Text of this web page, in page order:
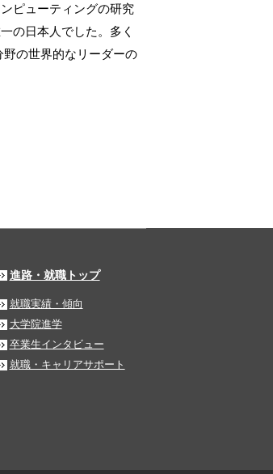
ピューティングの研究
の日本人でした。多く
の世界的なリーダーの
進路・就職トップ
就職実績・傾向
大学院進学
卒業生インタビュー
就職・キャリアサポート